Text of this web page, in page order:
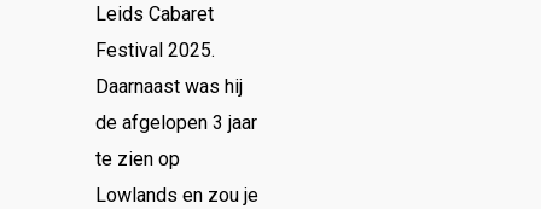
Leids Cabaret
Festival 2025.
Daarnaast was hij
de afgelopen 3 jaar
te zien op
Lowlands en zou je